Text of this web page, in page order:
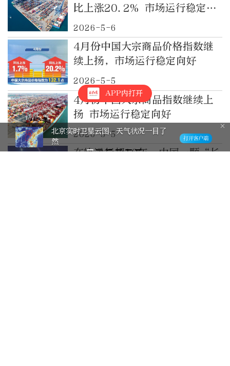
比上涨20.2% 市场运行稳定向
好
2026-5-6
4月份中国大宗商品价格指数继
续上扬，市场运行稳定向好
2026-5-5
4月份中国大宗商品指数继续上
扬 市场运行稳定向好
2026-5-5
在轨运行超10年，中国一颗“长
APP内打开
北京实时卫星云图，天气状况一目了
然